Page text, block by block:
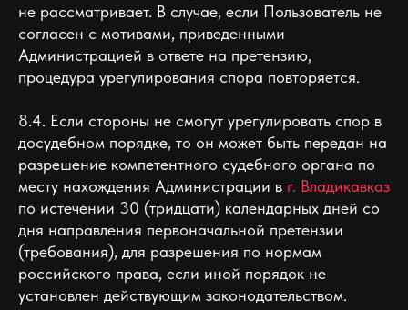
не рассматривает. В случае, если Пользователь не
согласен с мотивами, приведенными
Администрацией в ответе на претензию,
процедура урегулирования спора повторяется.
8.4. Если стороны не смогут урегулировать спор в
досудебном порядке, то он может быть передан на
разрешение компетентного судебного органа по
месту нахождения Администрации в г. Владикавказ
по истечении 30 (тридцати) календарных дней со
дня направления первоначальной претензии
(требования), для разрешения по нормам
российского права, если иной порядок не
установлен действующим законодательством.